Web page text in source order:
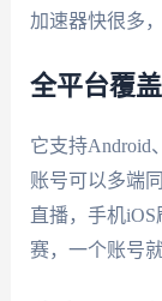
加速器快很多
全平台覆
它支持Android
账号可以多端
直播，手机
赛，一个账号